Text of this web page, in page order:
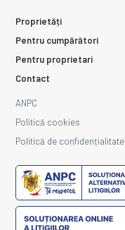
Proprietăți
Pentru cumpărători
Pentru proprietari
Contact
ANPC
Politică cookies
Politică de confidențialitate